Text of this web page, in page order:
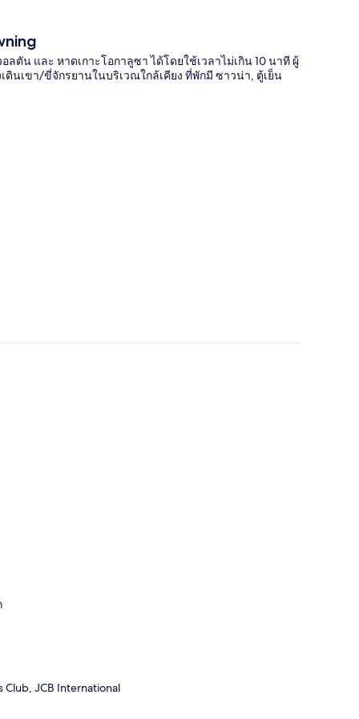
น และ หาดเกาะโอกาลูซา ได้โดยใช้เวลาไม่เกิน 10 นาที ผู้
นเขา/ขี่จักรยานในบริเวณใกล้เคียง ที่พักมี ซาวน่า, ตู้เย็น
Club, JCB International